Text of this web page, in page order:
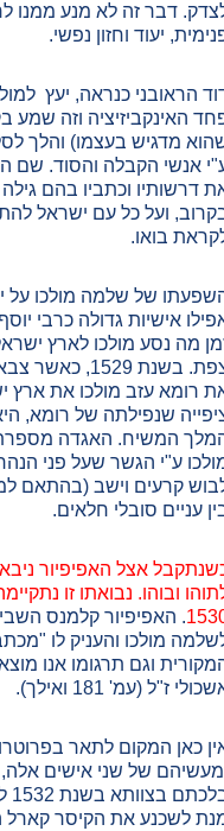
דבר זה לא מנע ממנו
יעוד וחזון נפשי.
הראובני כנראה, יעץ
האינקביזיציה וזה שמע
מדגיש בעצמו) והלך
אנשי הקבלה והסוד.
דרשותיו וכתביו בהם
ועל כל עם ישראל
בואו.
של שלמה מולכו על
אישיות גדולה כרבי
מה נסע מולכו לארץ
צפת. בשנת
רומא עזב מולכו את ארץ
שנפילתה של רומא,
המשיח. האגדה
ע"י הגשר שעל פני
קרעים וישב (בהתאם
עניים סובלי חלאים.
אצל האפיפיור
ובוהו. נבואתו זו
. האפיפיור קלמנס
מולכו והעניק לו
וגם תרגומו אנו
ז"ל (עמ' 181 ואילך).
כאן המקום לתאר
של שני אישים
לשכנע את הקיסר קארל